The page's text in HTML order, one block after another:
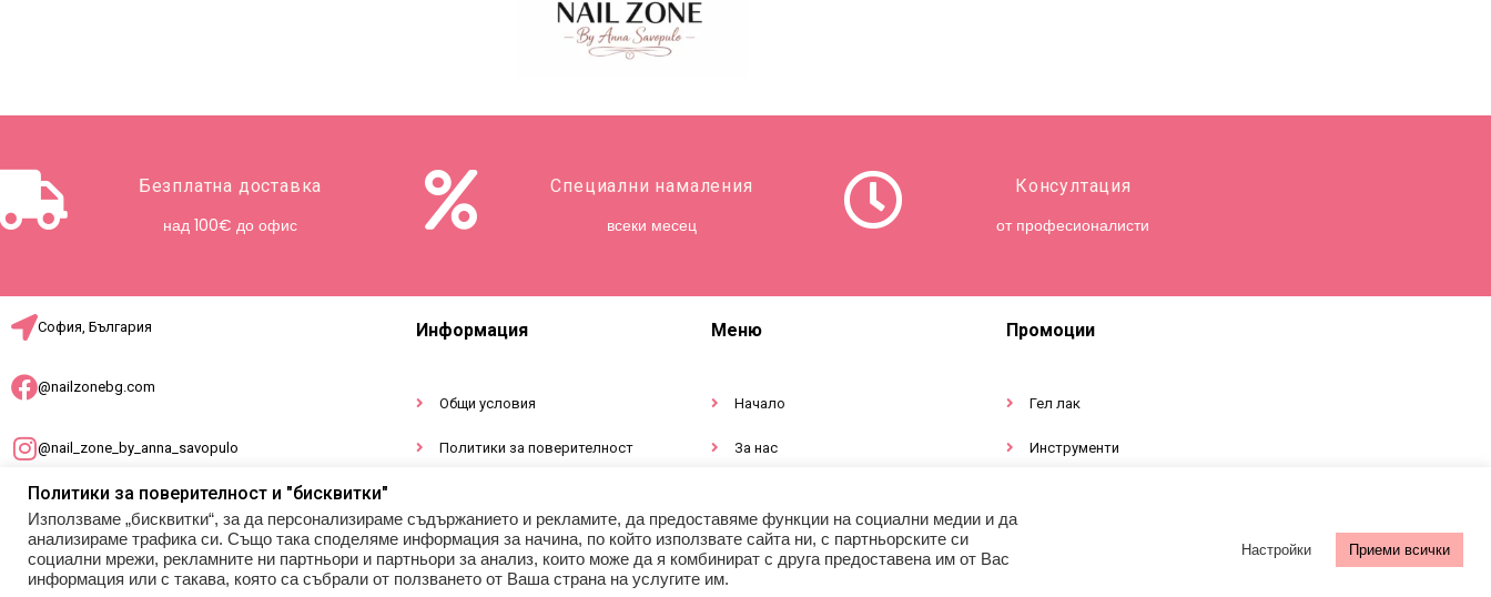
Безплатна доставка
над 100€ до офис
Специални намаления
всеки месец
Консултация
от професионалисти
София, България
@nailzonebg.com
@nail_zone_by_anna_savopulo
office@nailzonebg.com
+359 887 941 948
Информация
Общи условия
Политики за поверителност
Меню
Начало
За нас
Промоции
Гел лак
Инструменти
Политики за поверителност и "бисквитки"
Използваме „бисквитки“, за да персонализираме съдържанието и рекламите, да предоставяме функции на социални медии и да
анализираме трафика си. Също така споделяме информация за начина, по който използвате сайта ни, с партньорските си
социални мрежи, рекламните ни партньори и партньори за анализ, които може да я комбинират с друга предоставена им от Вас
информация или с такава, която са събрали от ползването от Ваша страна на услугите им.
Настройки Приеми всички